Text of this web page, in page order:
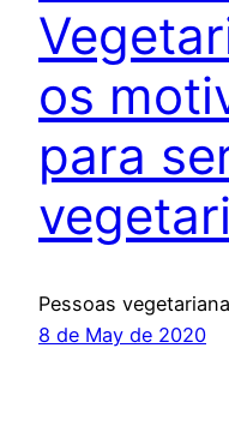
os
para
Pessoas
8 de May de 2020